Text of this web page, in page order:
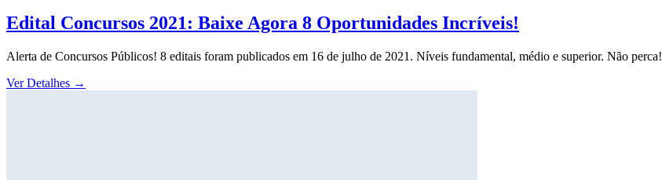
Edital Concursos 2021: Baixe Agora 8 Oportunidades Incríveis!
Alerta de Concursos Públicos! 8 editais foram publicados em 16 de julho de 2021. Níveis fundamental, médio e superior. Não perca!
Ver Detalhes →